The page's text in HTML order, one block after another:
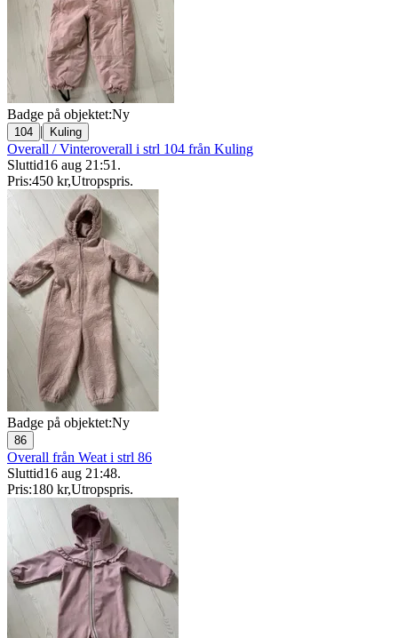
Badge på objektet:Ny
104 | Kuling
Overall / Vinteroverall i strl 104 från Kuling
Sluttid16 aug 21:51 .
Pris:450 kr,Utropspris.
Badge på objektet:Ny
86
Overall från Weat i strl 86
Sluttid16 aug 21:48.
Pris:180 kr,Utropspris.